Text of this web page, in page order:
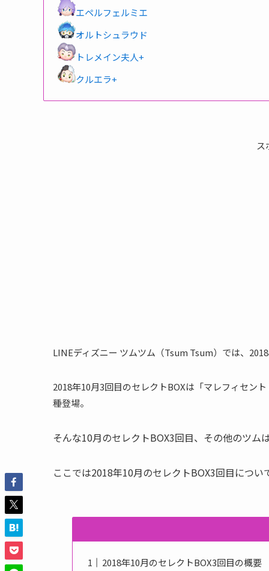
エペルフェルミエ
オルトシュラウド
トレメイン夫人+
クルエラ+
ス
LINEディズニー ツムツム（Tsum Tsum）では、
2018年10月3回目のセレクトBOXは「マレフィセン
種登場。
そんな10月のセレクトBOX3回目、その他のツム
ここでは2018年10月のセレクトBOX3回目につい
2018年10月のセレクトBOX3回目の概要